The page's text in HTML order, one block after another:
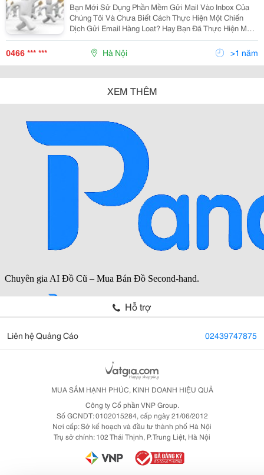
Bạn Mới Sử Dụng Phần Mềm Gửi Mail Vào Inbox Của
Chúng Tôi Và Chưa Biết Cách Thực Hiện Một Chiến
Dịch Gửi Email Hàng Loat? Hay Bạn Đã Thực Hiện Một
Vài Chiến Dịch Quảng Cáo Vói Email Mầ Không Đạt
Hiệu Quả Cao? Bạn Đang Tìm Kiếm Một Cách Làm Tốt
Để Tăn
0466 *** *** Hà Nội >1 năm
XEM THÊM
Hỗ trợ
Liên hệ Quảng Cáo 02439747875
MUA SẮM HẠNH PHÚC, KINH DOANH HIỆU QUẢ
Công ty Cổ phần VNP Group.
Số GCNDT: 0102015284, cấp ngày 21/06/2012
Nơi cấp: Sở kế hoạch và đầu tư thành phố Hà Nội
Trụ sở chính: 102 Thái Thịnh, P. Trung Liệt, Hà Nội